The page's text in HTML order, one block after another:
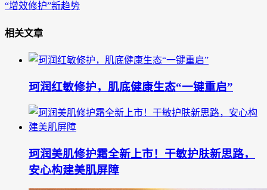
“增效修护”新趋势
相关文章
珂润红敏修护，肌底健康生态“一键重启”
珂润美肌修护霜全新上市！干敏护肤新思路，
安心构建美肌屏障